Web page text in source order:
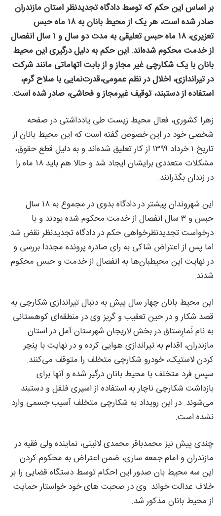
بر اساس این حکم که توسط دادگاه تجدیدنظر استان مازندران
صادر شده است، هر یک از محیط بانان به ۱۸ ماه حبس
تعزیری، ۱۸ ماه حبس تعلیقی به مدت دو سال و ۱ سال انفصال
از خدمت محکوم شده‌اند. این حکم به دلیل درگیری این محیط
بانان با یک شکارچی غیر مجاز و از بابت اتهاماتی مانند شرکت
در تیراندازی، اخلال در نظم عمومی،قدرت‌نمایی با سلاح گرم،
استفاده از دستبند، توقیف غیرمجاز و فحاشی، صادر شده است.
زهرا کشوری، فعال محیط زیست طی یادداشتی در صفحه
شخصی خود در این خصوص گفته است که این محیط بانان از
تاریخ ۱ خرداد ۱۳۹۹ از کار تعلیق شده‌اند و به دلیل قطع حقوق،
مشکلات متعددی برایشان ایجاد شد و حالا هم باید ۱۸ ماه را
در زندان بگذرانند.
این شهروندان پیشتر در دادگاه بدوی در مجموع به ۱۸ سال
حبس و ۳ سال انفصال از خدمت محکوم شده بودند و با
درخواست تجدیدنظرخواهی حکم در دادگاه تجدیدنظر نقض شد.
اما پس از اعتراض شاکی به رای صادره پرونده مجددا بررسی و
در نهایت این محیطبان‌ها به انفصال از خدمت و حبس محکوم
شدند.
این محیط بانان چهار سال پیش به دنبال تیراندازی شکارچی به
قصد شکار و در حین تعقیب و گریز ویدر منطقه‌ای کوهستانی
به نام نَمارِستاق در بخش لاریجان شهرستان آمل در استان
مازندران، اقدام به تیراندازی هوایی کرده و در نهایت با پنچر
کردن لاستیک، خودرو شکارچی متخلف را متوقف می‌کنند.
سپس فرد متخلف با محیط بانان درگیر شده و آنها برای
بازداشت شکارچی ناچار به استفاده از اسپری فلفل و دستبند
می‌شوند. در این رویداد به شکارچی متخلف آسیب جسمی وارد
نشده است.
چندی پیش نیز محمدباقر محمدی لائینی، نماینده ولی فقیه در
مازندران و امام جمعه ساری، ضمن اعتراض به محکوم کردن
این سه محیط بان صدور این احکام توسط دستگاه قضایی را بر
خلاف عدالت خواند. وی در صحبت های خود خواستار حمایت
از محیط بانان مذکور شد.